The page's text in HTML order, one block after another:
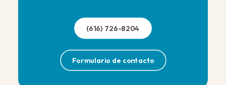
(616) 726-8204
Formulario de contacto